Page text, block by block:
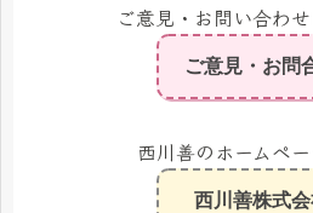
ご意見・お問い合わ
ご意見・お問
西川善のホームペ
西川善株式